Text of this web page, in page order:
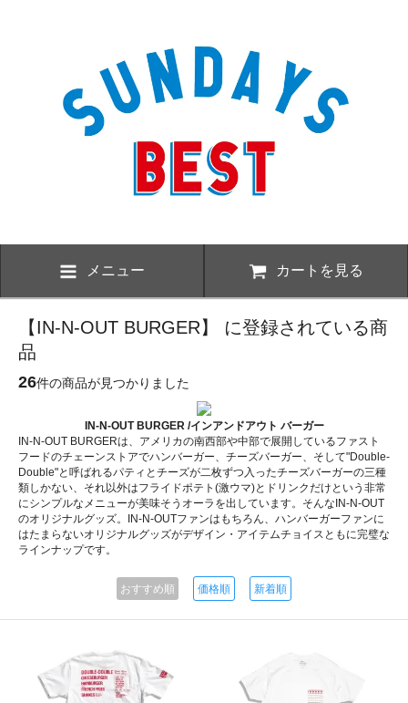
メニュー カートを見る
【IN-N-OUT BURGER】 に登録されている商
品
26件の商品が見つかりました
IN-N-OUT BURGER /インアンドアウト バーガー
IN-N-OUT BURGERは、アメリカの南西部や中部で展開しているファスト
フードのチェーンストアでハンバーガー、チーズバーガー、そして"Double-
Double"と呼ばれるパティとチーズが二枚ずつ入ったチーズバーガーの三種
類しかない、それ以外はフライドポテト(激ウマ)とドリンクだけという非常
にシンプルなメニューが美味そうオーラを出しています。そんなIN-N-OUT
のオリジナルグッズ。IN-N-OUTファンはもちろん、ハンバーガーファンに
はたまらないオリジナルグッズがデザイン・アイテムチョイスともに完璧な
ラインナップです。
おすすめ順 価格順 新着順